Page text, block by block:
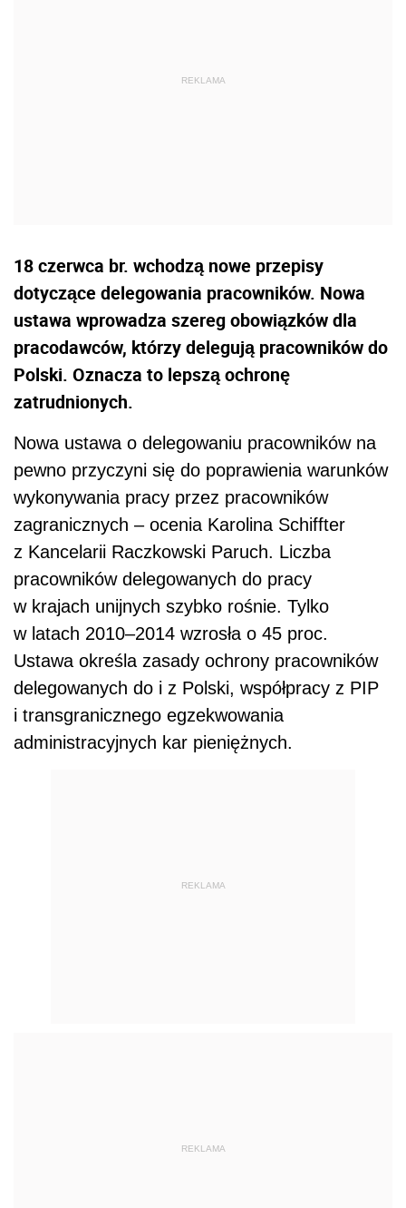
18 czerwca br. wchodzą nowe przepisy
dotyczące delegowania pracowników. Nowa
ustawa wprowadza szereg obowiązków dla
pracodawców, którzy delegują pracowników do
Polski. Oznacza to lepszą ochronę
zatrudnionych.
Nowa ustawa o delegowaniu pracowników na
pewno przyczyni się do poprawienia warunków
wykonywania pracy przez pracowników
zagranicznych – ocenia Karolina Schiffter
z Kancelarii Raczkowski Paruch. Liczba
pracowników delegowanych do pracy
w krajach unijnych szybko rośnie. Tylko
w latach 2010–2014 wzrosła o 45 proc.
Ustawa określa zasady ochrony pracowników
delegowanych do i z Polski, współpracy z PIP
i transgranicznego egzekwowania
administracyjnych kar pieniężnych.
REKLAMA
REKLAMA